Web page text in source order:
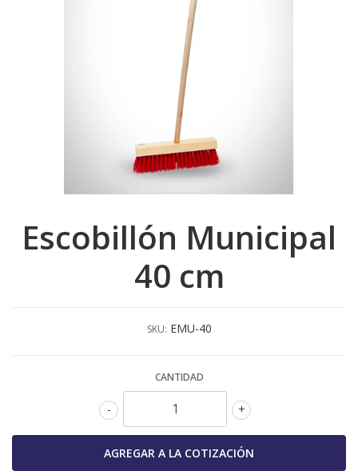
Escobillón Municipal
40 cm
SKU: EMU-40
CANTIDAD
+
-